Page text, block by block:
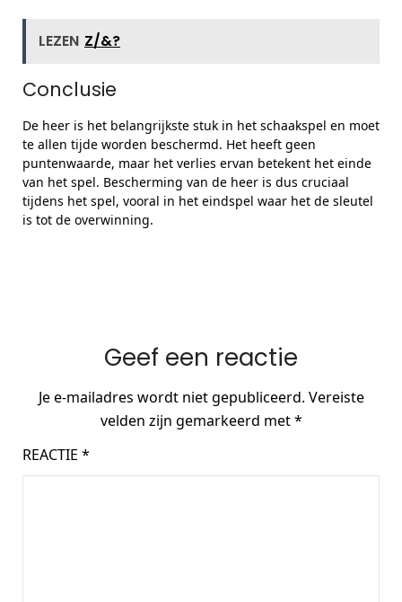
LEZEN Z/&?
Conclusie
De heer is het belangrijkste stuk in het schaakspel en moet
te allen tijde worden beschermd. Het heeft geen
puntenwaarde, maar het verlies ervan betekent het einde
van het spel. Bescherming van de heer is dus cruciaal
tijdens het spel, vooral in het eindspel waar het de sleutel
is tot de overwinning.
Geef een reactie
Je e-mailadres wordt niet gepubliceerd. Vereiste
velden zijn gemarkeerd met*
REACTIE *